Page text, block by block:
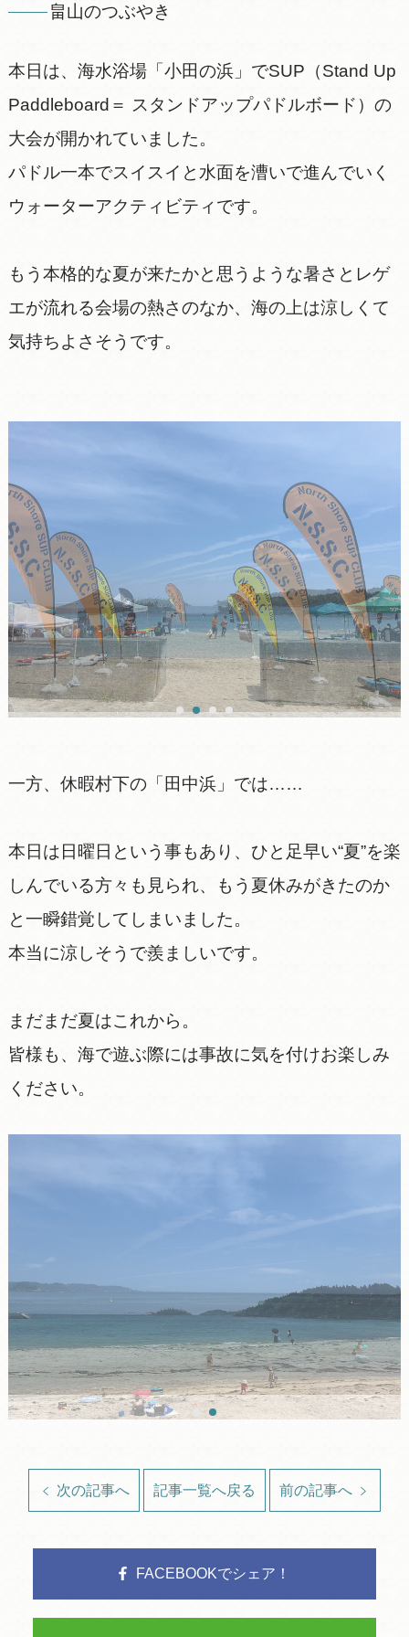
畠山のつぶやき
本日は、海水浴場「小田の浜」でSUP（Stand Up
Paddleboard＝ スタンドアップパドルボード）の
大会が開かれていました。
パドル一本でスイスイと水面を漕いで進んでいく
ウォーターアクティビティです。
もう本格的な夏が来たかと思うような暑さとレゲ
エが流れる会場の熱さのなか、海の上は涼しくて
気持ちよさそうです。
一方、休暇村下の「田中浜」では……
本日は日曜日という事もあり、ひと足早い“夏”を楽
しんでいる方々も見られ、もう夏休みがきたのか
と一瞬錯覚してしまいました。
本当に涼しそうで羨ましいです。
まだまだ夏はこれから。
皆様も、海で遊ぶ際には事故に気を付けお楽しみ
ください。
次の記事へ 記事一覧へ戻る 前の記事へ
FACEBOOKでシェア！